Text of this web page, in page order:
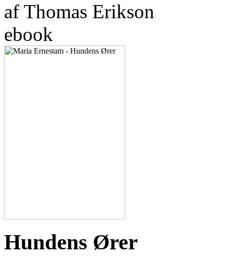
af Thomas Erikson
ebook
Hundens Ører